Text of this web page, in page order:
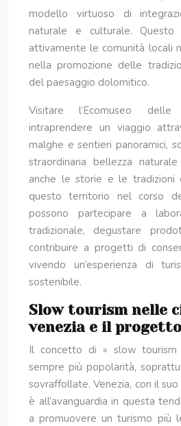
modello virtuoso di
naturale e culturale. Questo
attivamente le comunità locali
nella promozione delle
del paesaggio dolomitico.
Visitare l’Ecomuseo
intraprendere un viaggio
malghe e sentieri panoramici,
straordinaria bellezza
anche le storie e le tradizioni
questo territorio nel corso
possono partecipare a
tradizionale, degustare
contribuire a progetti di
vivendo un’esperienza di
sostenibile.
Slow tourism nelle
venezia e il
Il concetto di « slow tourism
sempre più popolarità,
sovraffollate. Venezia, con il
è all’avanguardia in questa
a promuovere un turismo più